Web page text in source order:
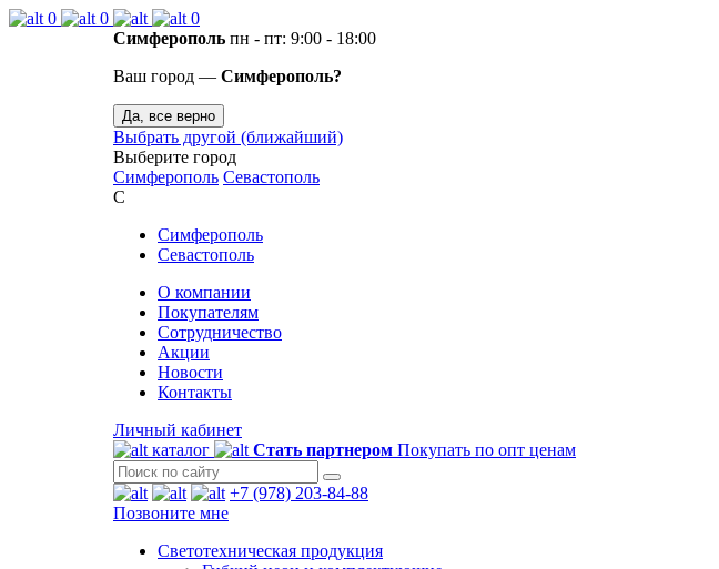
0 0
0
Симферополь пн - пт: 9:00 - 18:00
Ваш город — Симферополь?
Да, все верно
Выбрать другой (ближайший)
Выберите город
Симферополь Севастополь
С
Симферополь
Севастополь
О компании
Покупателям
Сотрудничество
Акции
Новости
Контакты
Личный кабинет
каталог
Стать партнером Покупать по опт ценам
+7 (978) 203-84-88
Позвоните мне
Светотехническая продукция